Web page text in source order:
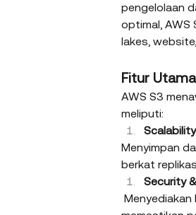
pengelolaan
optimal, AWS
lakes,
Fitur
AWS S3
meliputi:
Menyimpan
berkat
Security